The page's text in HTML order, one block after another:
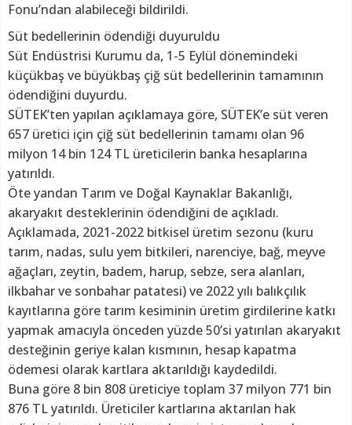
Fonu’ndan alabileceği bildirildi.
Süt bedellerinin ödendiği duyuruldu
Süt Endüstrisi Kurumu da, 1-5 Eylül dönemindeki
küçükbaş ve büyükbaş çiğ süt bedellerinin tamamının
ödendiğini duyurdu.
SÜTEK’ten yapılan açıklamaya göre, SÜTEK’e süt veren
657 üretici için çiğ süt bedellerinin tamamı olan 96
milyon 14 bin 124 TL üreticilerin banka hesaplarına
yatırıldı.
Öte yandan Tarım ve Doğal Kaynaklar Bakanlığı,
akaryakıt desteklerinin ödendiğini de açıkladı.
Açıklamada, 2021-2022 bitkisel üretim sezonu (kuru
tarım, nadas, sulu yem bitkileri, narenciye, bağ, meyve
ağaçları, zeytin, badem, harup, sebze, sera alanları,
ilkbahar ve sonbahar patatesi) ve 2022 yılı balıkçılık
kayıtlarına göre tarım kesiminin üretim girdilerine katkı
yapmak amacıyla önceden yüzde 50’si yatırılan akaryakıt
desteğinin geriye kalan kısmının, hesap kapatma
ödemesi olarak kartlara aktarıldığı kaydedildi.
Buna göre 8 bin 808 üreticiye toplam 37 milyon 771 bin
876 TL yatırıldı. Üreticiler kartlarına aktarılan hak